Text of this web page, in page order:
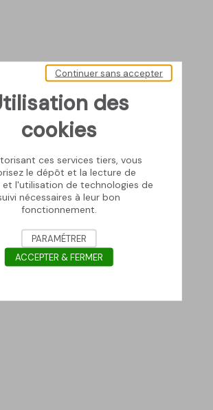
des
cookies
ces services tiers, vous
le dépôt et la lecture de
et l'utilisation de technologies de
nécessaires à leur bon
fonctionnement.
Continuer sans accepter
PARAMÉTRER
ACCEPTER & FERMER